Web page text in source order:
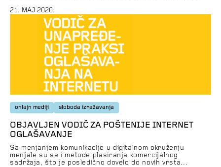
prvi onlajn skup koji je održao predsednik Srbije i lider
Srpske napredne stranke (SNS) Aleksandar Vučić.
Ovakav vid obraćanja pristalicama do sada nije […]
21. MAJ 2020.
onlajn mediji sloboda izražavanja
OBJAVLJEN VODIČ ZA POŠTENIJE INTERNET
OGLAŠAVANJE
Sa menjanjem komunikacije u digitalnom okruženju
menjale su se i metode plasiranja komercijalnog
sadržaja, što je posledično dovelo do novih vrsta